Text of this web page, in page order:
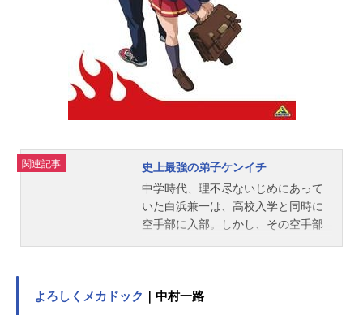
ガーＺを甲児に託す。ドクターヘル
の野望を砕くために作られた、光子
力で動く巨大ロボットだ。マジンガ
ーZに乗り込んだ甲児は、次々と襲い
来る悪の機械獣に敢然と立ち向かっ
てゆく！作品名マジンガーZ放送形態
TVアニメスケジュール1972年12月3
テレビほか話数全92話キャスト兜甲
児：石丸博也弓さやか：松島みのり
兜シロー：沢田和子弓弦之助（弓教
授）：八奈見乗児ボス：大竹宏...
関連記事
史上最強の弟子ケンイチ
中学時代、理不尽ないじめにあって
いた白浜兼一は、高校入学と同時に
空手部に入部。しかし、その空手部
の転校生、美羽こそ実は武術の天才
よろしくメカドック ｜中村一路